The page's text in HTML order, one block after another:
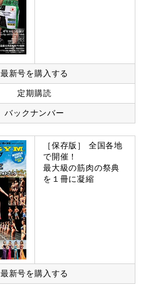
最新号を購入する
定期購読
バックナンバー
［保存版］ 全国各地
で開催！
最大級の筋肉の祭典
を１冊に凝縮
最新号を購入する